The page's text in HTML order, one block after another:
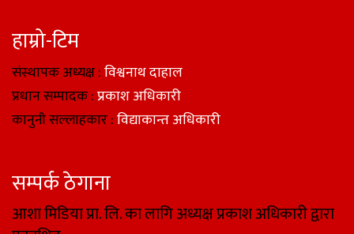
हाम्रो-टिम
संस्थापक अध्यक्ष :विश्वनाथ दाहाल
प्रधान सम्पादक :प्रकाश अधिकारी
कानुनी सल्लाहकार :विद्याकान्त अधिकारी
सम्पर्क ठेगाना
आशा मिडिया प्रा. लि. का लागि अध्यक्ष प्रकाश अधिकारी द्वारा